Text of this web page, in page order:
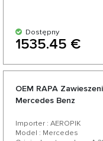
Dostępny
1535.45 €
OEM RAPA
Mercedes Benz
Importer : AEROPIK
Model : Mercedes